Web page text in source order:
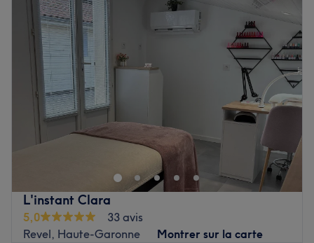
L'instant Clara
5,0
33 avis
Revel, Haute-Garonne
Montrer sur la carte